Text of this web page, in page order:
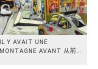
IL Y AVAIT UNE
MONTAGNE AVANT 从前有